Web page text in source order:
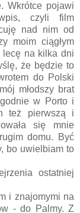
Wkrótce pojawi
czyli film
nad nim od
moim ciągłym
lecę na kilka dni
że będzie to
do Polski
młodszy brat
w Porto i
też pierwszą i
się mnie
domu. Być
bo uwielbiam to
ostatniej
i znajomymi na
- do Palmy. Z